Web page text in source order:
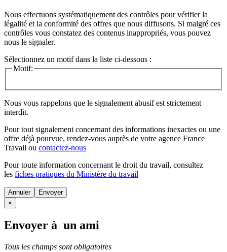
Nous effectuons systématiquement des contrôles pour vérifier la
légalité et la conformité des offres que nous diffusons. Si malgré ces
contrôles vous constatez des contenus inappropriés, vous pouvez
nous le signaler.
Sélectionnez un motif dans la liste ci-dessous :
Motif:
Nous vous rappelons que le signalement abusif est strictement
interdit.
Pour tout signalement concernant des informations inexactes ou une
offre déjà pourvue, rendez-vous auprès de votre agence France
Travail ou contactez-nous
Pour toute information concernant le droit du travail, consultez
les fiches pratiques du Ministère du travail
Annuler
×
Envoyer à un ami
Tous les champs sont obligatoires